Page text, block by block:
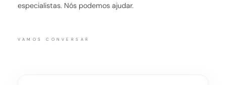
especialistas. Nós podemos ajudar.
VAMOS CONVERSAR